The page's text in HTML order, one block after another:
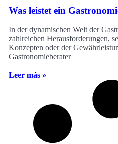
Was leistet ein
In der dynamischen Welt der
zahlreichen Herausforderungen,
Konzepten oder der
Gastronomieberater
Leer más »